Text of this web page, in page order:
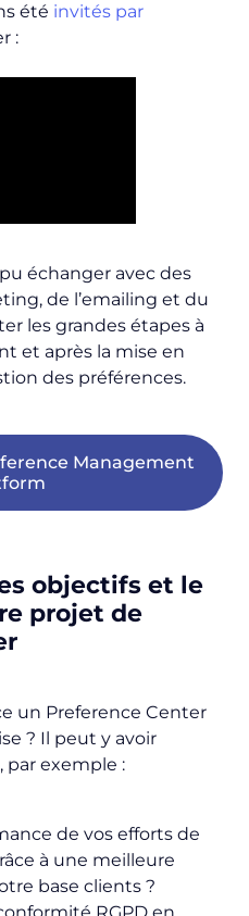
été invités par
:
échanger avec des
de l’emailing et du
les grandes étapes à
et après la mise en
des préférences.
Management
objectifs et le
projet de
un Preference Center
? Il peut y avoir
par exemple :
de vos efforts de
à une meilleure
base clients ?